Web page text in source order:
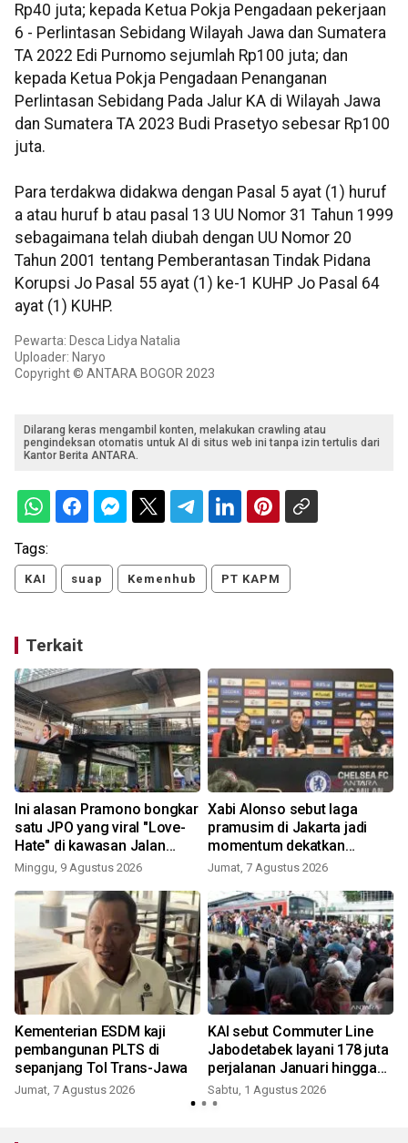
Rp40 juta; kepada Ketua Pokja Pengadaan pekerjaan
6 - Perlintasan Sebidang Wilayah Jawa dan Sumatera
TA 2022 Edi Purnomo sejumlah Rp100 juta; dan
kepada Ketua Pokja Pengadaan Penanganan
Perlintasan Sebidang Pada Jalur KA di Wilayah Jawa
dan Sumatera TA 2023 Budi Prasetyo sebesar Rp100
juta.
Para terdakwa didakwa dengan Pasal 5 ayat (1) huruf
a atau huruf b atau pasal 13 UU Nomor 31 Tahun 1999
sebagaimana telah diubah dengan UU Nomor 20
Tahun 2001 tentang Pemberantasan Tindak Pidana
Korupsi Jo Pasal 55 ayat (1) ke-1 KUHP Jo Pasal 64
ayat (1) KUHP.
Pewarta: Desca Lidya Natalia
Uploader: Naryo
Copyright © ANTARA BOGOR 2023
Dilarang keras mengambil konten, melakukan crawling atau
pengindeksan otomatis untuk AI di situs web ini tanpa izin tertulis dari
Kantor Berita ANTARA.
Tags:
KAI suap Kemenhub PT KAPM
Terkait
Ini alasan Pramono bongkar
satu JPO yang viral "Love-
Hate" di kawasan Jalan
Rasuna Said
Minggu, 9 Agustus 2026
Xabi Alonso sebut laga
pramusim di Jakarta jadi
momentum dekatkan
Chelsea dengan penggemar
Jumat, 7 Agustus 2026
Kementerian ESDM kaji
pembangunan PLTS di
sepanjang Tol Trans-Jawa
Jumat, 7 Agustus 2026
KAI sebut Commuter Line
Jabodetabek layani 178 juta
perjalanan Januari hingga
Juni 2026
Sabtu, 1 Agustus 2026